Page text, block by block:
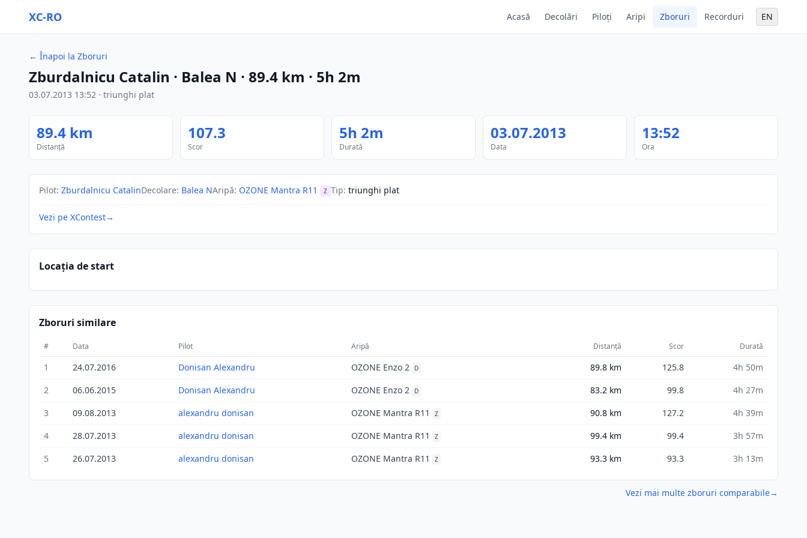
XC-RO Acasă Decolări Piloți Aripi Zboruri Recorduri EN
← Înapoi la Zboruri
Zburdalnicu Catalin · Balea N · 89.4 km · 5h 2m
03.07.2013 13:52 · triunghi plat
89.4 km
Distanță
107.3
Scor
5h 2m
Durată
03.07.2013
Data
13:52
Ora
Pilot: Zburdalnicu CatalinDecolare: Balea NAripă: OZONE Mantra R11 Z Tip: triunghi plat
Vezi pe XContest→
Locația de start
Zboruri similare
# Data Pilot Aripă Distanță Scor Durată
1 24.07.2016 Donisan Alexandru OZONE Enzo 2 D 89.8 km 125.8
4h 50m
2
06.06.2015 Donisan Alexandru OZONE Enzo 2 D 83.2 km 99.8
4h 27m
3
09.08.2013 alexandru donisan OZONE Mantra R11 Z 90.8 km 127.2
4h 39m
4
28.07.2013 alexandru donisan OZONE Mantra R11 Z 99.4 km 99.4
3h 57m
5
26.07.2013 alexandru donisan OZONE Mantra R11 Z 93.3 km 93.3 3h 13m
Vezi mai multe zboruri comparabile→